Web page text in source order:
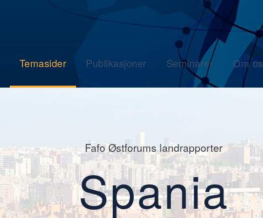
Temasider Publikasjoner Seminarer Om
Fafo Østforums landrapporter
Spania